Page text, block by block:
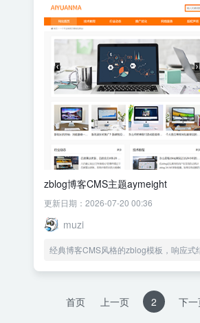
zblog博客CMS主题aymeight
更新日期：2026-07-20 00:36
muzi
经典博客CMS风格的zblog模板，响应式
首页 上一页 2 下